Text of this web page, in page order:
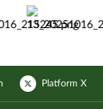
Platform X